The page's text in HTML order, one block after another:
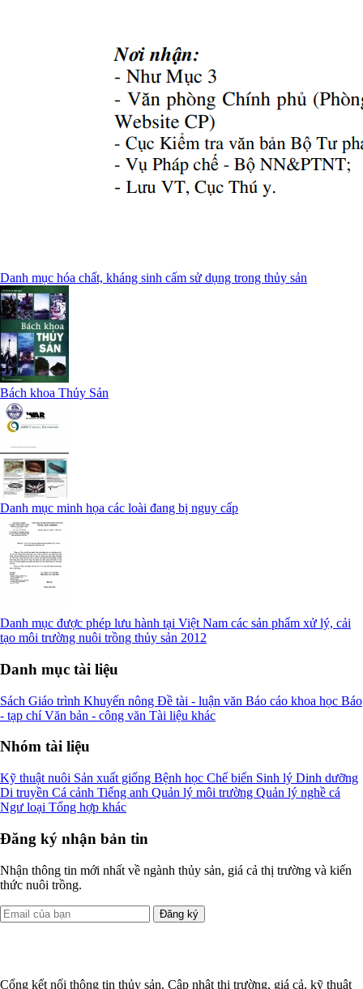
Danh mục hóa chất, kháng sinh cấm sử dụng trong thủy sản
Bách khoa Thủy Sản
Danh mục minh họa các loài đang bị nguy cấp
Danh mục được phép lưu hành tại Việt Nam các sản phẩm xử lý, cải
tạo môi trường nuôi trồng thủy sản 2012
Danh mục tài liệu
Sách Giáo trình Khuyến nông Đề tài - luận văn Báo cáo khoa học Báo
- tạp chíVăn bản - công văn Tài liệu khác
Nhóm tài liệu
Kỹ thuật nuôi Sản xuất giống Bệnh học Chế biến Sinh lý Dinh dưỡng
Di truyền Cá cảnh Tiếng anh Quản lý môi trường Quản lý nghề cá
Ngư loại Tổng hợp khác
Đăng ký nhận bản tin
Nhận thông tin mới nhất về ngành thủy sản, giá cả thị trường và kiến
thức nuôi trồng.
Đăng ký
Cổng kết nối thông tin thủy sản. Cập nhật thị trường, giá cả, kỹ thuật